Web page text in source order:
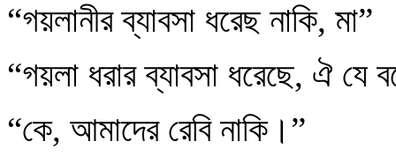
“গয়লানীর ব্যাবসা ধরেছ নাকি, মা”
“গয়লা ধরার ব্যাবসা ধরেছে, ঐ যে
“কে, আমাদের রেবি নাকি।”